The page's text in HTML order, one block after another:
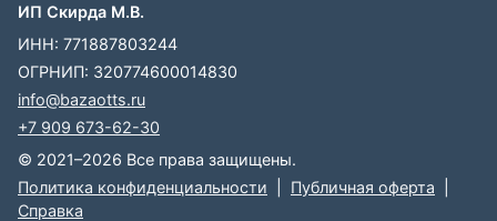
ИП Скирда М.В.
ИНН: 771887803244
ОГРНИП: 320774600014830
info@bazaotts.ru
+7 909 673-62-30
© 2021–2026 Все права защищены.
Политика конфиденциальности
Публичная оферта
Справка